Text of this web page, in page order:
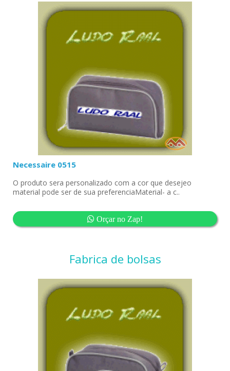
Necessaire 0515
O produto sera personalizado com a cor que desejeo
material pode ser de sua preferenciaMaterial- a c..
Orçar no Zap!
Fabrica de bolsas